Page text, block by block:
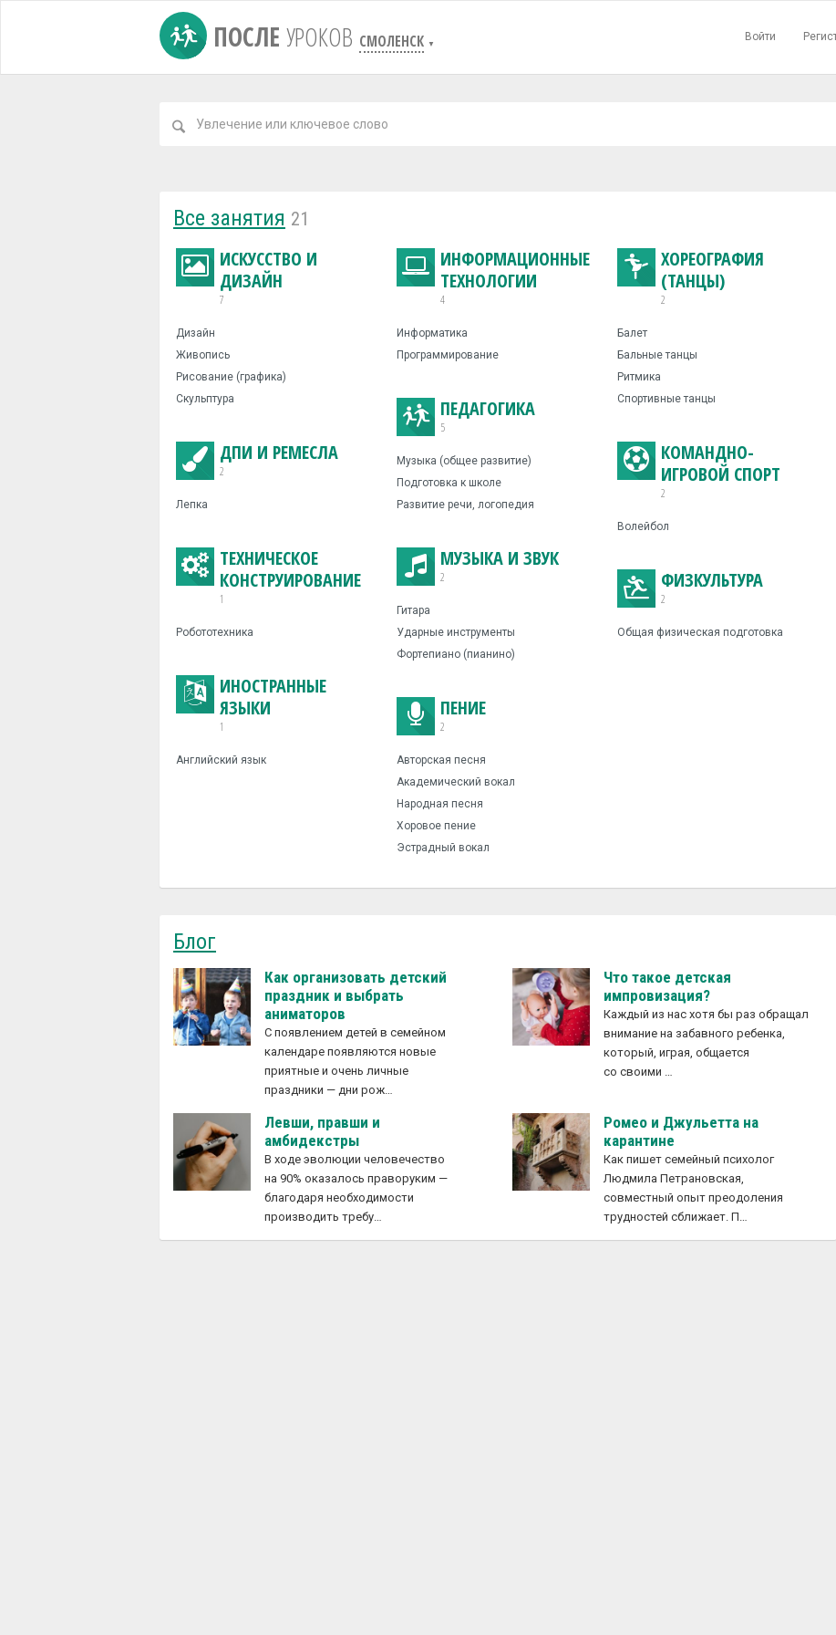
ПОСЛЕ УРОКОВ СМОЛЕНСК ▼
Войти
Все занятия 21
ИСКУССТВО И
ДИЗАЙН
7
Дизайн
Живопись
Рисование (графика)
Скульптура
ДПИ И РЕМЕСЛА
2
Лепка
ТЕХНИЧЕСКОЕ
КОНСТРУИРОВАНИЕ
1
Робототехника
ИНОСТРАННЫЕ
ЯЗЫКИ
1
Английский язык
ИНФОРМАЦИОННЫЕ
ТЕХНОЛОГИИ
4
Информатика
Программирование
ПЕДАГОГИКА
5
Музыка (общее развитие)
Подготовка к школе
Развитие речи, логопедия
МУЗЫКА И ЗВУК
2
Гитара
Ударные инструменты
Фортепиано (пианино)
ПЕНИЕ
2
Авторская песня
Академический вокал
Народная песня
Хоровое пение
Эстрадный вокал
ХОРЕОГРАФИЯ
(ТАНЦЫ)
2
Балет
Бальные танцы
Ритмика
Спортивные танцы
КОМАНДНО-
ИГРОВОЙ СПОРТ
2
Волейбол
ФИЗКУЛЬТУРА
2
Общая физическая подготовка
Блог
Как организовать детский
праздник и выбрать
аниматоров
С появлением детей в семейном
календаре появляются новые
приятные и очень личные
праздники — дни рож…
Что такое детская
импровизация?
Каждый из нас хотя бы раз обращал
внимание на забавного ребенка,
который, играя, общается
со своими …
Левши, правши и
амбидекстры
В ходе эволюции человечество
на 90% оказалось праворуким —
благодаря необходимости
производить требу…
Ромео и Джульетта на
карантине
Как пишет семейный психолог
Людмила Петрановская,
совместный опыт преодоления
трудностей сближает. П…